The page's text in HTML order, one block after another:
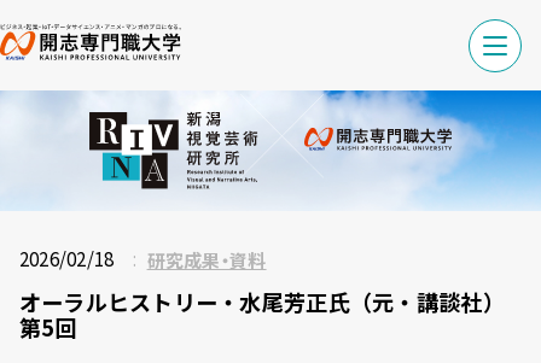
2026/02/18 研究成果・資料
オーラルヒストリー・水尾芳正氏（元・講談社）
第5回